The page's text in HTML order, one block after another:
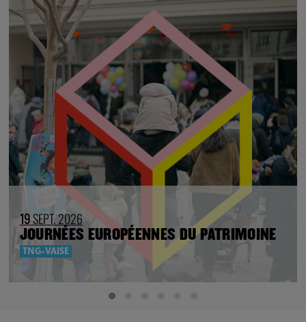
19SEPT. 2026
JOURNÉES EUROPÉENNES DU PATRIMOINE
TNG-VAISE